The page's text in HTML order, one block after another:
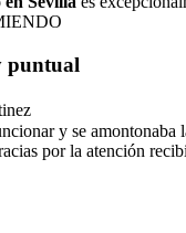
puntual
y se amontonaba
por la atención